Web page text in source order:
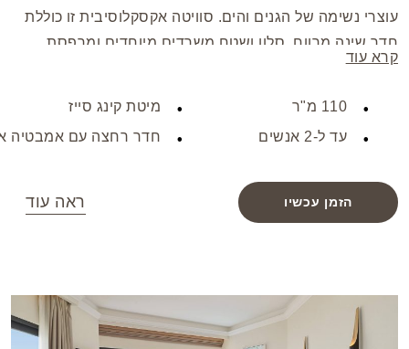
עוצרי נשימה של הגנים והים. סוויטה אקסקלוסיבית זו כוללת
חדר שינה מרווח, סלון ושטח משרדים מיוחדים ומרפסת
נדיבה. הנגיעות היוקרתיות כוללות ג’קוזי בגודל קינג סייז וחדר
הגעתכם, תתקבלו בברכה עם בקבוק שמפניה, מתאבנים,
פטיפורים ופירות טריים, ותהנו מהצעות פירות יומיות לאחר
מבוגרים, ומציעה רמה ללא תחרות של נוחות ואלגנטיות.
קרא עוד
110 מ"ר
עד ל-2 אנשים
מיטת קינג סייז
חדר רחצה עם אמבטיה
הזמן עכשיו ראה עוד